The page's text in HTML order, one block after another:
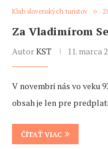
Klub slovenských turistov
Za Vladimírom
AutorKST 11. marca
V novembri nás vo veku
obsah je len pre
ČÍTAŤ VIAC